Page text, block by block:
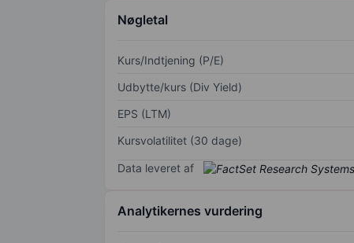
Nøgletal
Kurs/Indtjening (P/E)
Udbytte/kurs (Div Yield)
EPS (LTM)
Kursvolatilitet (30 dage)
Data leveret af
Analytikernes vurdering